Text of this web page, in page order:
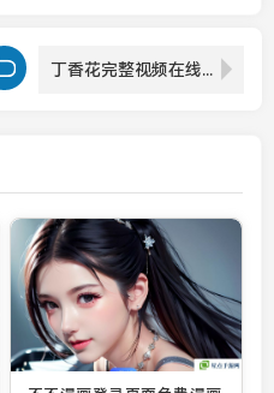
丁香花完整视频在线观看：带你感受丁香花盛开的美丽与香气